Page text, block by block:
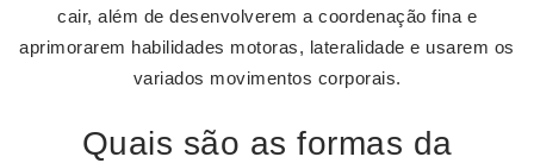
cair, além de desenvolverem a coordenação fina e
aprimorarem habilidades motoras, lateralidade e usarem os
variados movimentos corporais.
Quais são as formas da